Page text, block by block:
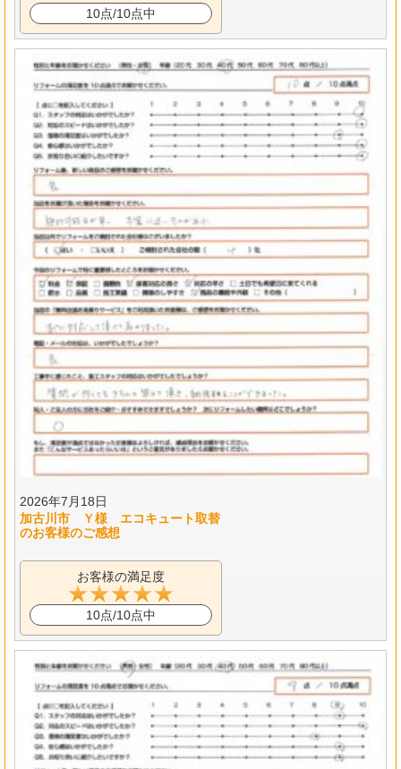
10点/10点中
2026年7月18日
加古川市 Ｙ様 エコキュート取替
のお客様のご感想
お客様の満足度
10点/10点中